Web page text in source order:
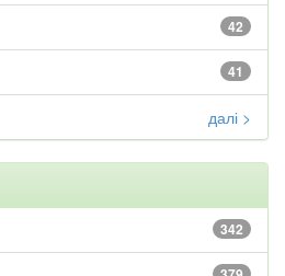
42
41
далі >
342